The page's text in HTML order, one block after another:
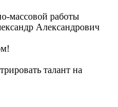
массовой работы
Александрович
талант на